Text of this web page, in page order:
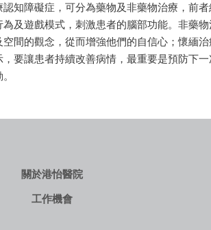
認知障礙症，可分為藥物及非藥物治療，前
為及遊戲模式，刺激患者的腦部功能。非藥
空間的觀念，從而增強他們的自信心；懷緬
，要讓患者持續改善病情，最重要是預防下
關於港怡醫院
工作機會